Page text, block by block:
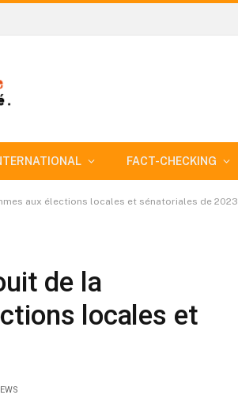
FACT-CHECKING
aux élections locales et sénatoriales de 2023
de la
locales et